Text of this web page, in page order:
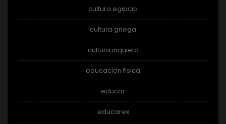
cultura egipcia
cultura griega
cultura inquieta
educacion fisica
educar
educarex